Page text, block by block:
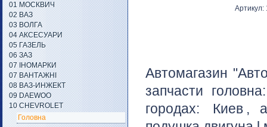
Автомагазин
запчасти
городах:
Киев , а
01 МОСКВИЧ
02 ВАЗ
03 ВОЛГА
04 АКСЕСУАРИ
05 ГАЗЕЛЬ
06 ЗАЗ
07 ІНОМАРКИ
07 ВАНТАЖНІ
08 ВАЗ-ИНЖЕКТ
09 DAEWOO
10 CHEVROLET
Головна